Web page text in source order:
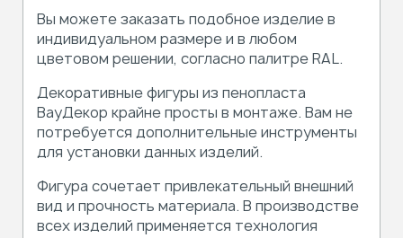
Вы можете заказать подобное изделие в
индивидуальном размере и в любом
цветовом решении, согласно палитре RAL.
Декоративные фигуры из пенопласта
ВауДекор крайне просты в монтаже. Вам не
потребуется дополнительные инструменты
для установки данных изделий.
Фигура сочетает привлекательный внешний
вид и прочность материала. В производстве
всех изделий применяется технология